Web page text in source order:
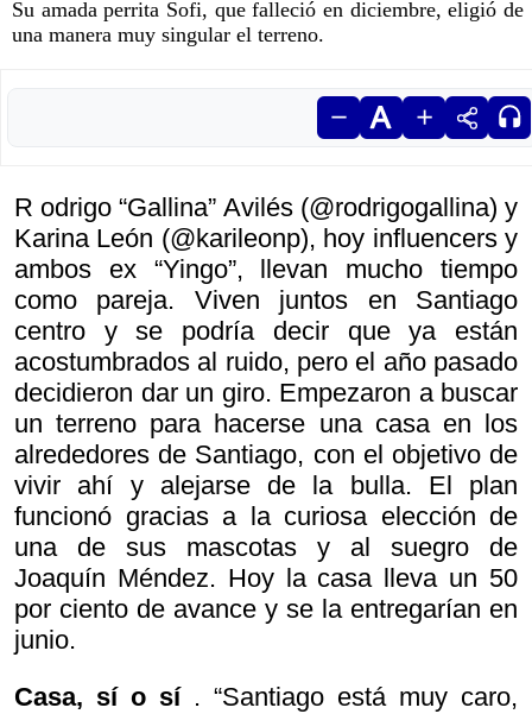
Su amada perrita Sofi, que falleció en diciembre, eligió de
una manera muy singular el terreno.
R odrigo “Gallina” Avilés (@rodrigogallina) y
Karina León (@karileonp), hoy influencers y
ambos ex “Yingo”, llevan mucho tiempo
como pareja. Viven juntos en Santiago
centro y se podría decir que ya están
acostumbrados al ruido, pero el año pasado
decidieron dar un giro. Empezaron a buscar
un terreno para hacerse una casa en los
alrededores de Santiago, con el objetivo de
vivir ahí y alejarse de la bulla. El plan
funcionó gracias a la curiosa elección de
una de sus mascotas y al suegro de
Joaquín Méndez. Hoy la casa lleva un 50
por ciento de avance y se la entregarían en
junio.
Casa, sí o sí. “Santiago está muy caro,